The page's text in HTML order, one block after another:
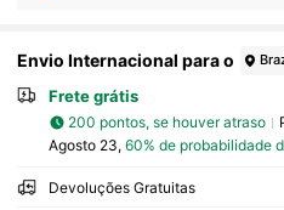
Envio Internacional para o
Frete grátis
200 pontos, se houver atraso
Agosto 23, 60% de probabilidade
Devoluções Gratuitas